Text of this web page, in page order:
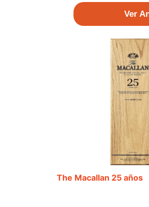
Ver
The Macallan 25 años